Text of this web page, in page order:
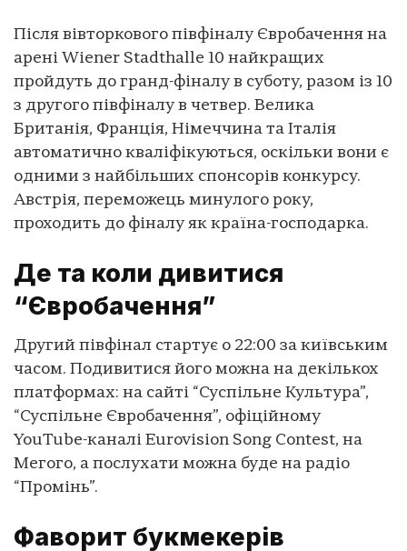
Після вівторкового півфіналу Євробачення на
арені Wiener Stadthalle 10 найкращих
пройдуть до гранд-фіналу в суботу, разом із 10
з другого півфіналу в четвер. Велика
Британія, Франція, Німеччина та Італія
автоматично кваліфікуються, оскільки вони є
одними з найбільших спонсорів конкурсу.
Австрія, переможець минулого року,
проходить до фіналу як країна-господарка.
Де та коли дивитися
“Євробачення”
Другий півфінал стартує о 22:00 за київським
часом. Подивитися його можна на декількох
платформах: на сайті “Суспільне Культура”,
“Суспільне Євробачення”, офіційному
YouTube-каналі Eurovision Song Contest, на
Мегого, а послухати можна буде на радіо
“Промінь”.
Фаворит букмекерів